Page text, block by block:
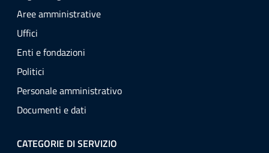
Aree amministrative
Uffici
Enti e fondazioni
Politici
Personale amministrativo
Documenti e dati
CATEGORIE DI SERVIZIO